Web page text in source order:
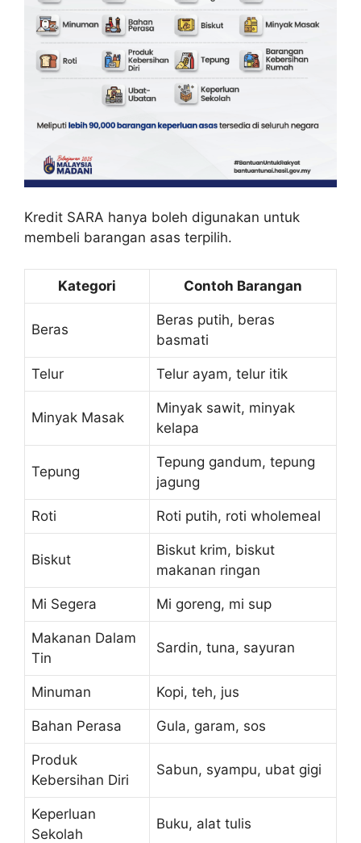
Kredit SARA hanya boleh digunakan untuk
membeli barangan asas terpilih.
Kategori Contoh Barangan
Beras
Beras putih, beras
basmati
Telur Telur ayam, telur itik
Minyak Masak
Minyak sawit, minyak
kelapa
Tepung
Tepung gandum, tepung
jagung
Roti Roti putih, roti wholemeal
Biskut
Biskut krim, biskut
makanan ringan
Mi Segera Mi goreng, mi sup
Makanan Dalam
Tin
Sardin, tuna, sayuran
Minuman Kopi, teh, jus
Bahan Perasa Gula, garam, sos
Produk
Kebersihan Diri
Sabun, syampu, ubat gigi
Keperluan
Sekolah
Buku, alat tulis